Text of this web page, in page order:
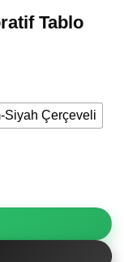
Tablo
Siyah Çerçeveli